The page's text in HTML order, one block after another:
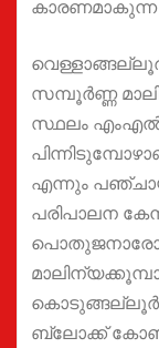
കാരണമാകുന്ന
സമ്പൂർണ്ണ
സ്ഥലം എംഎൽഎ
എന്നും
പരിപാലന
കൊടുങ്ങല്ലൂർ
ബ്ലോക്ക്